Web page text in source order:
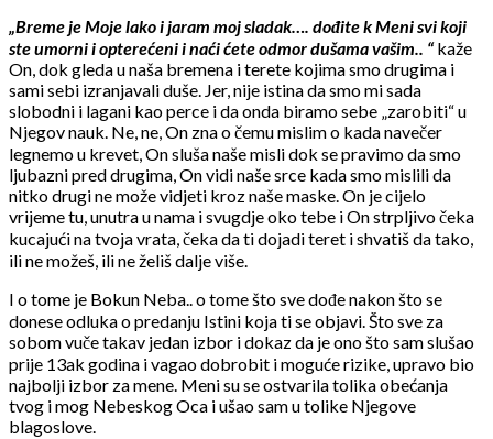
„Breme je Moje lako i jaram moj sladak…. dođite k Meni svi koji
ste umorni i opterećeni i naći ćete odmor dušama vašim.. “kaže
On, dok gleda u naša bremena i terete kojima smo drugima i
sami sebi izranjavali duše. Jer, nije istina da smo mi sada
slobodni i lagani kao perce i da onda biramo sebe „zarobiti“ u
Njegov nauk. Ne, ne, On zna o čemu mislim o kada navečer
legnemo u krevet, On sluša naše misli dok se pravimo da smo
ljubazni pred drugima, On vidi naše srce kada smo mislili da
nitko drugi ne može vidjeti kroz naše maske. On je cijelo
vrijeme tu, unutra u nama i svugdje oko tebe i On strpljivo čeka
kucajući na tvoja vrata, čeka da ti dojadi teret i shvatiš da tako,
ili ne možeš, ili ne želiš dalje više.
I o tome je Bokun Neba.. o tome što sve dođe nakon što se
donese odluka o predanju Istini koja ti se objavi. Što sve za
sobom vuče takav jedan izbor i dokaz da je ono što sam slušao
prije 13ak godina i vagao dobrobit i moguće rizike, upravo bio
najbolji izbor za mene. Meni su se ostvarila tolika obećanja
tvog i mog Nebeskog Oca i ušao sam u tolike Njegove
blagoslove.